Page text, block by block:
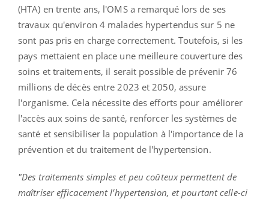
(HTA) en trente ans, l'OMS a remarqué lors de ses
travaux qu'environ 4 malades hypertendus sur 5 ne
sont pas pris en charge correctement. Toutefois, si les
pays mettaient en place une meilleure couverture des
soins et traitements, il serait possible de prévenir 76
millions de décès entre 2023 et 2050, assure
l'organisme. Cela nécessite des efforts pour améliorer
l'accès aux soins de santé, renforcer les systèmes de
santé et sensibiliser la population à l'importance de la
prévention et du traitement de l'hypertension.
"Des traitements simples et peu coûteux permettent de
maîtriser efficacement l’hypertension, et pourtant celle-ci